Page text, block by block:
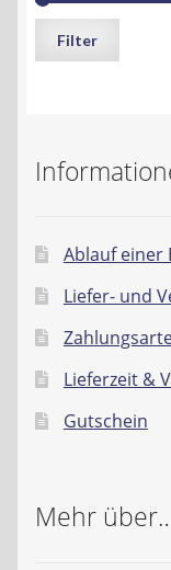
Filter
Ablauf einer
Liefer- und
Lieferzeit &
Gutschein
Mehr